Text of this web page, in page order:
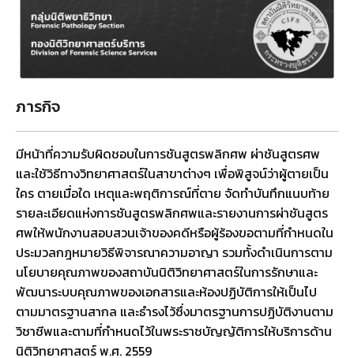
ภารกิจ
มีหน้าที่ความรับผิดชอบในการชันสูตรพลิกศพ ผ่าชันสูตรศพ
และใช้วิธีทางวิทยาศาสตร์ในสาขาต่างๆ เพื่อพิสูจน์ว่าผู้ตายเป็น
ใคร ตายเมื่อใด เหตุและพฤติการณ์ที่ตาย จัดทำบันทึกแนบท้าย
รายละเอียดแห่งการชันสูตรพลิกศพและรายงานการผ่าชันสูตร
ศพให้พนักงานสอบสวนเจ้าของคดีหรือผู้ร้องขอตามที่กำหนดใน
ประมวลกฎหมายวิธีพิจารณาความอาญา รวมทั้งดำเนินการตาม
นโยบายคุณภาพของสถาบันนิติวิทยาศาสตร์ในการรักษาและ
พัฒนาระบบคุณภาพของเอกสารและห้องปฏิบัติการให้เป็นไป
ตามมาตรฐานสากล และธำรงไว้ซึ่งมาตรฐานการปฏิบัติงานตาม
วิชาชีพและตามที่กำหนดไว้ในพระราชบัญญัติการให้บริการด้าน
นิติวิทยาศาสตร์ พ.ศ. 2559